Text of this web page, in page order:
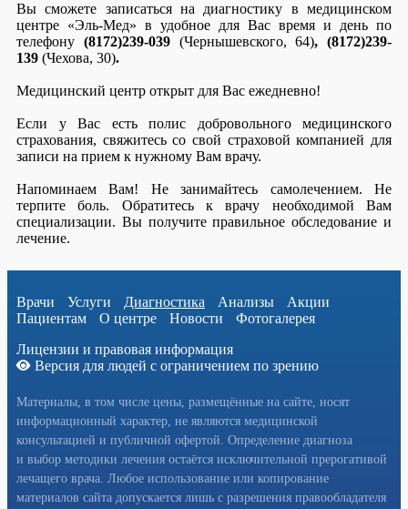
Вы сможете записаться на диагностику в медицинском
центре «Эль-Мед» в удобное для Вас время и день по
телефону (8172)239-039 (Чернышевского, 64), (8172)239-
139 (Чехова, 30).
Медицинский центр открыт для Вас ежедневно!
Если у Вас есть полис добровольного медицинского
страхования, свяжитесь со свой страховой компанией для
записи на прием к нужному Вам врачу.
Напоминаем Вам! Не занимайтесь самолечением. Не
терпите боль. Обратитесь к врачу необходимой Вам
специализации. Вы получите правильное обследование и
лечение.
Врачи Услуги Диагностика Анализы
Акции
Пациентам
О центре Новости
Фотогалерея
Лицензии и правовая информация
Версия для людей с ограничением по зрению
Материалы, в том числе цены, размещённые на сайте, носят
информационный характер, не являются медицинской
консультацией и публичной офертой. Определение диагноза
и выбор методики лечения остаётся исключительной прерогативой
лечащего врача. Любое использование или копирование
материалов сайта допускается лишь с разрешения правообладателя